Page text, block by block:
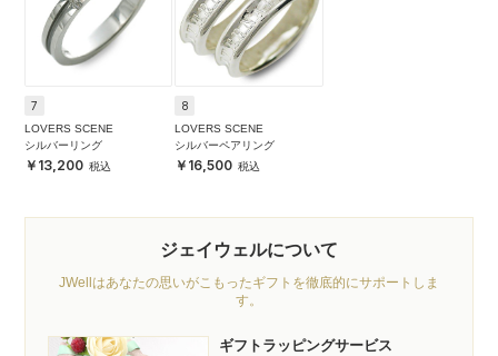
7
LOVERS SCENE
シルバーリング
13,200
8
LOVERS SCENE
シルバーペアリング
16,500
ジェイウェルについて
JWellはあなたの思いがこもったギフトを徹底的にサポートしま
す。
ギフトラッピングサービス